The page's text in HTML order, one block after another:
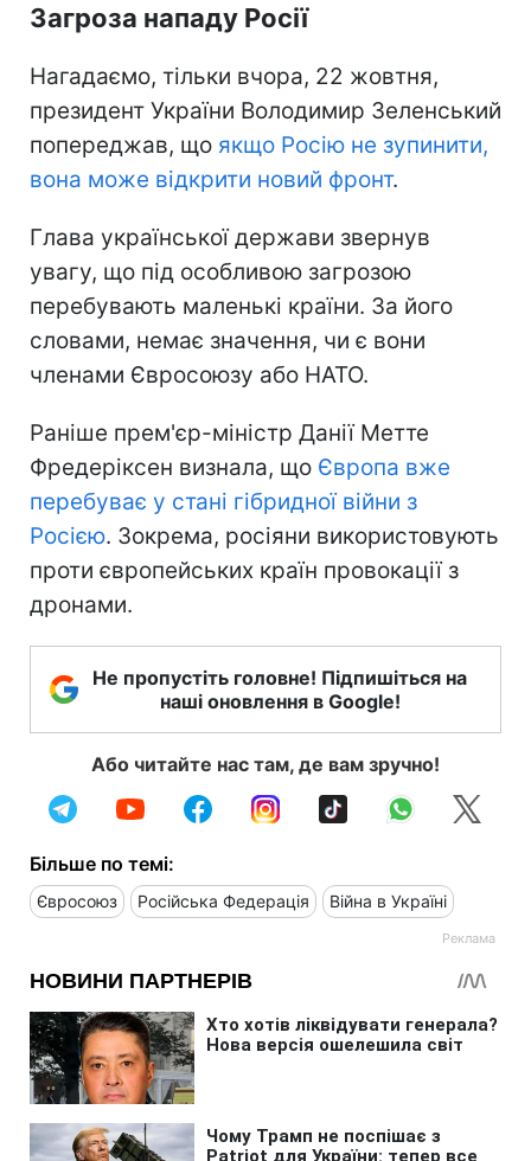
Загроза нападу Росії
Нагадаємо, тільки вчора, 22 жовтня,
президент України Володимир Зеленський
попереджав, що якщо Росію не зупинити,
вона може відкрити новий фронт.
Глава української держави звернув
увагу, що під особливою загрозою
перебувають маленькі країни. За його
словами, немає значення, чи є вони
членами Євросоюзу або НАТО.
Раніше прем'єр-міністр Данії Метте
Фредеріксен визнала, що Європа вже
перебуває у стані гібридної війни з
Росією. Зокрема, росіяни використовують
проти європейських країн провокації з
дронами.
Не пропустіть головне! Підпишіться на
наші оновлення в Google!
Або читайте нас там, де вам зручно!
Більше по темі:
Євросоюз Російська Федерація Війна в Україні